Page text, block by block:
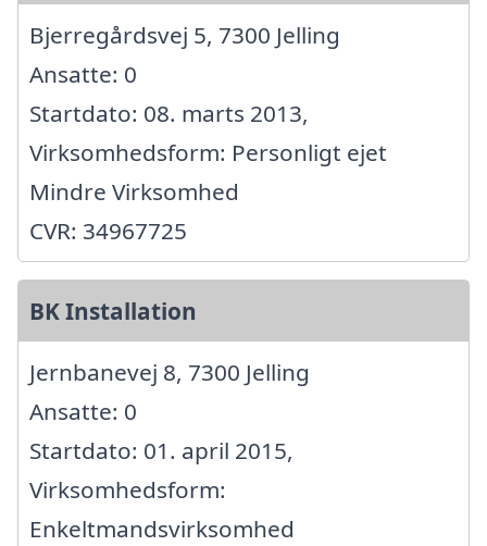
Bjerregårdsvej 5, 7300 Jelling
Ansatte: 0
Startdato: 08. marts 2013,
Virksomhedsform: Personligt ejet
Mindre Virksomhed
CVR: 34967725
BK Installation
Jernbanevej 8, 7300 Jelling
Ansatte: 0
Startdato: 01. april 2015,
Virksomhedsform:
Enkeltmandsvirksomhed